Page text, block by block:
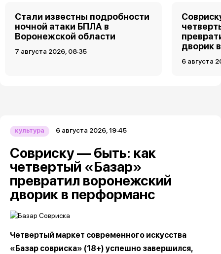
Стали известны подробности
ночной атаки БПЛА в
Воронежской области
7 августа 2026, 08:35
дворик
6 августа
культура 6 августа 2026, 19:45
Совриску — быть: как
четвертый «Базар»
превратил воронежский
дворик в перформанс
Четвертый маркет современного искусства
«Базар совриска» (18+) успешно завершился,